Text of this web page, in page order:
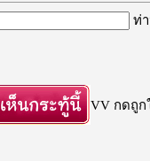
ท่
VV กดถูก